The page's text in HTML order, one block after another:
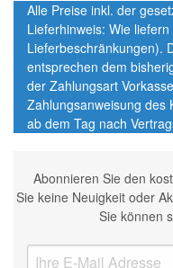
Alle Preise inkl. der
Lieferhinweis: Wie
Lieferbeschränkungen).
entsprechen dem
der Zahlungsart
Zahlungsanweisung des
ab dem Tag nach
Abonnieren Sie den
Sie keine Neuigkeit oder
Sie können